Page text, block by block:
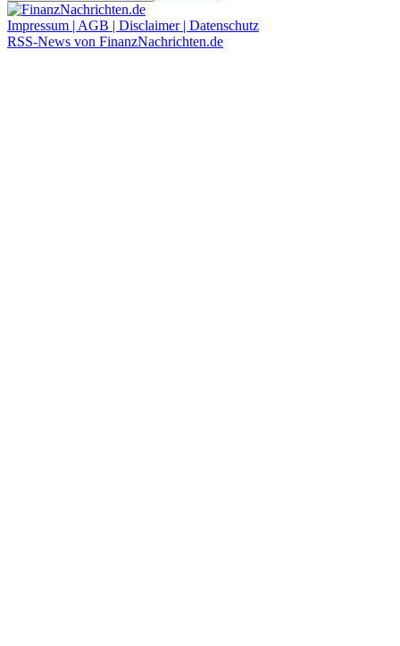
Impressum | AGB | Disclaimer | Datenschutz
RSS-News von FinanzNachrichten.de